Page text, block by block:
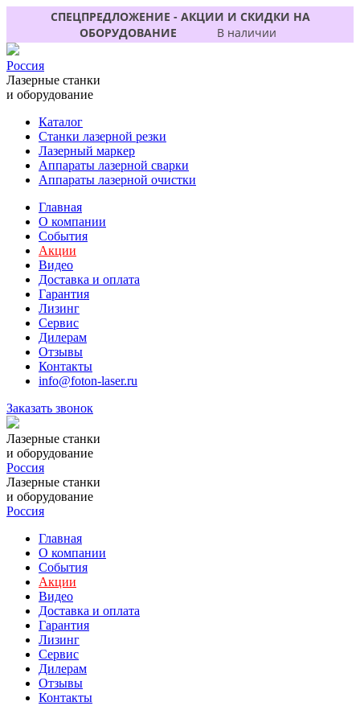
СПЕЦПРЕДЛОЖЕНИЕ - АКЦИИ И СКИДКИ НА
ОБОРУДОВАНИЕ
В наличии
Россия
Лазерные станки
и оборудование
Каталог
Станки лазерной резки
Лазерный маркер
Аппараты лазерной сварки
Аппараты лазерной очистки
Главная
О компании
События
Акции
Видео
Доставка и оплата
Гарантия
Лизинг
Сервис
Дилерам
Отзывы
Контакты
info@foton-laser.ru
Заказать звонок
Лазерные станки
и оборудование
Россия
Лазерные станки
и оборудование
Россия
Главная
О компании
События
Акции
Видео
Доставка и оплата
Гарантия
Лизинг
Сервис
Дилерам
Отзывы
Контакты